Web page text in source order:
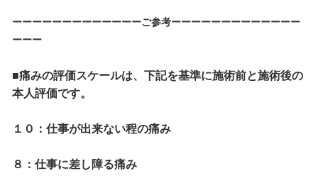
ーーーーーーーーーーーーーご参考ーーーーーーーーーーーーー
ーーー
■痛みの評価スケールは、下記を基準に施術前と施術後の
本人評価です。
１０： 仕事が出来ない程の痛み
８： 仕事に差し障る痛み